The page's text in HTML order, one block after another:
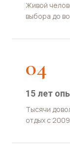
Живой
выбора до
04
15 лет
Тысячи
отдых с